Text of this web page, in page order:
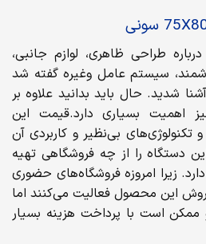
طراحی ظاهری، لوازم جانبی،
سیستم عامل وغیره گفته شد
شدید. حال باید بدانید علاوه بر
اهمیت بسیاری دارد.قیمت این
بی‌نظیر و کاربردی آن
دستگاه را از چه فروشگاهی تهیه
زیرا امروزه فروشگاه‌های حضوری
این محصول فعالیت می‌کنند اما
ممکن است با پرداخت هزینه بسیار